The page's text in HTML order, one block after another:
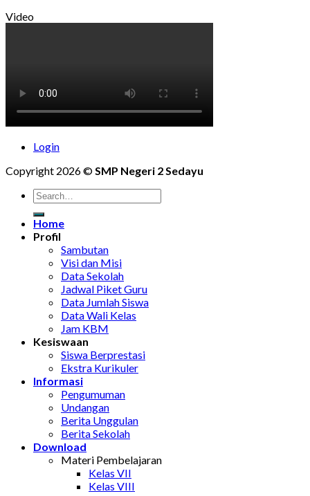
Video
Login
Copyright 2026 ©SMP Negeri 2 Sedayu
Home
Profil
Sambutan
Visi dan Misi
Data Sekolah
Jadwal Piket Guru
Data Jumlah Siswa
Data Wali Kelas
Jam KBM
Kesiswaan
Siswa Berprestasi
Ekstra Kurikuler
Informasi
Pengumuman
Undangan
Berita Unggulan
Berita Sekolah
Download
Materi Pembelajaran
Kelas VII
Kelas VIII